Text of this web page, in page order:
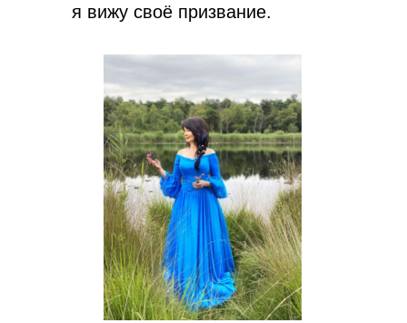
я вижу своё призвание.